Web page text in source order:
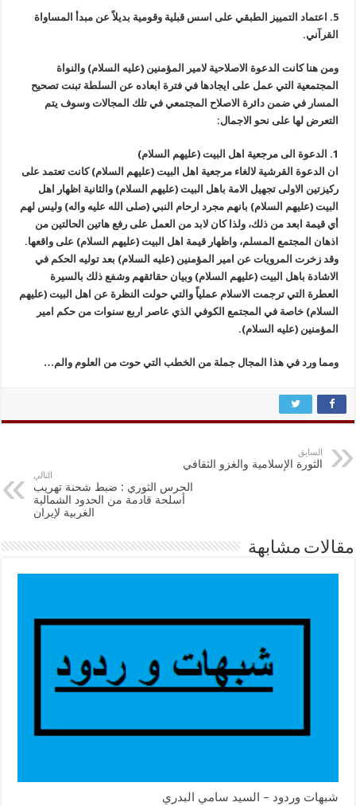
5. اعتماد التمييز الطبقي على اسس قبلية وقومية بديلاً عن مبدأ المساواة
القرآني.
ومن هنا كانت الدعوة الاصلاحية لامير المؤمنين (عليه السلام) والنواة
المجتمعية التي عمل على ايجادها في فترة ابعاده عن السلطة تبنت تصحيح
المسار في ضمن دائرة الاصلاح المجتمعي في تلك المجالات وسوف يتم
التعرض لها على نحو الاجمال:
1. الدعوة الى مرجعية اهل البيت (عليهم السلام)
ان الدعوة القرشية لالغاء مرجعية اهل البيت (عليهم السلام) كانت تعتمد على
ركيزتين الاولى تجهيل الامة باهل البيت (عليهم السلام) والثانية اظهار اهل
البيت (عليهم السلام) بانهم مجرد ارحام النبي (صلى الله عليه واله) وليس لهم
أي قيمة ابعد من ذلك، ولذا كان لابد من العمل على رفع هاتين الحالتين من
اذهان المجتمع المسلم، واظهار قيمة اهل البيت (عليهم السلام) على واقعها.
وقد زخرت المرويات عن امير المؤمنين (عليه السلام) بعد توليه الحكم في
الاشادة باهل البيت (عليهم السلام) وبيان حقائقهم وشفع ذلك بالسيرة
العطرة التي ترجمت الاسلام عملياً والتي حولت النظرة عن اهل البيت (عليهم
السلام) خاصة في المجتمع الكوفي الذي عاصر اربع سنوات من حكم امير
المؤمنين (عليه السلام).
ومما ورد في هذا المجال جملة من الخطب التي حوت من العلوم والم…
السابق
الثورة الإسلامية والغزو الثقافي
التالي
الحرس الثوري : ضبط شحنة تهريب
أسلحة قادمة من الحدود الشمالية
الغربية لإيران
مقالات مشابهة
شبهات وردود – السيد سامي البدري